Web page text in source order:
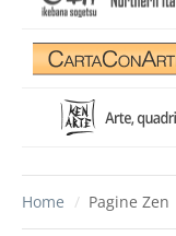
Home / Pagine Zen